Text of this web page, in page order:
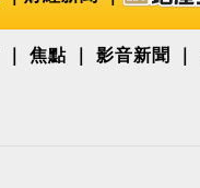
焦點 影音新聞